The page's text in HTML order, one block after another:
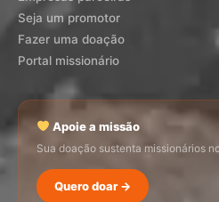
Seja um promotor
Fazer uma doação
Portal missionário
Apoie a missão
Sua doação sustenta missionários
Quero doar →